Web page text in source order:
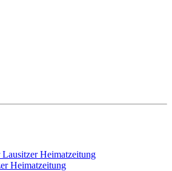
Lausitzer Heimatzeitung
Heimatzeitung